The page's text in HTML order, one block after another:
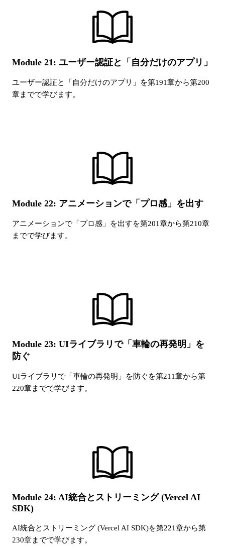
Module 21: ユーザー認証と「自分だけのアプリ」
ユーザー認証と「自分だけのアプリ」 を第191章から第200
章までで学びます。
Module 22: アニメーションで「プロ感」を出す
アニメーションで「プロ感」を出すを第201章から第210章
までで学びます。
Module 23: UIライブラリで「車輪の再発明」を
防ぐ
UIライブラリで「車輪の再発明」を防ぐを第211章から第
220章までで学びます。
Module 24: AI統合とストリーミング (Vercel AI
SDK)
AI統合とストリーミング (Vercel AI SDK)を第221章から第
230章までで学びます。